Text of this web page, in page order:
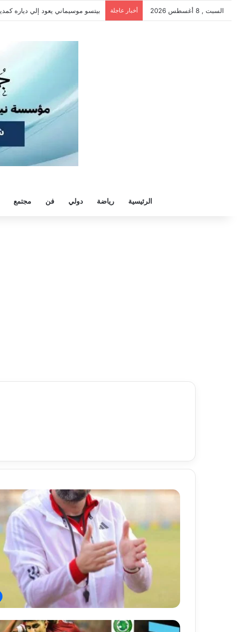
السبت , 8 أغسطس 2026 أخبار عاجلة بيتسو موسيماني يعود إلي دياره كمديراً
الرئيسية رياضة دولي فن مجتمع